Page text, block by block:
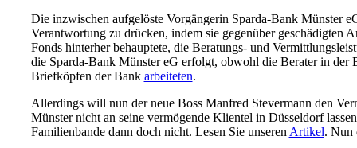
Die inzwischen aufgelöste Vorgängerin Sparda-Bank Münster
Verantwortung zu drücken, indem sie gegenüber geschädigten
Fonds hinterher behauptete, die Beratungs- und
die Sparda-Bank Münster eG erfolgt, obwohl die Berater in der
Briefköpfen der Bank arbeiteten.
Allerdings will nun der neue Boss Manfred Stevermann den
Münster nicht an seine vermögende Klientel in Düsseldorf
Familienbande dann doch nicht. Lesen Sie unseren Artikel.